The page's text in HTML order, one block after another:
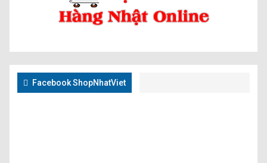
Facebook ShopNhatViet